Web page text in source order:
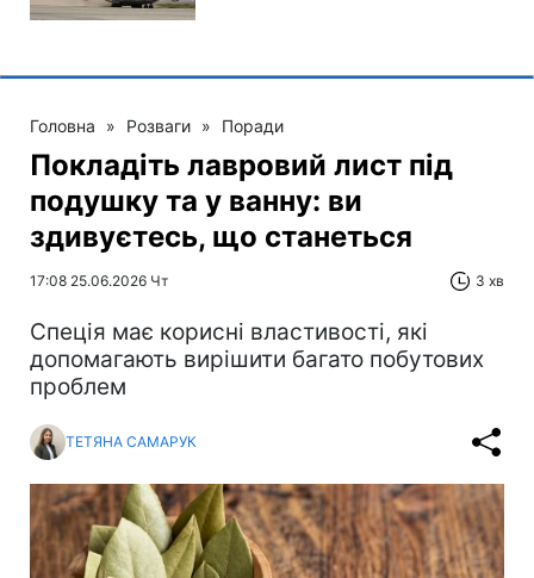
Головна » Розваги » Поради
Покладіть лавровий лист під
подушку та у ванну: ви
здивуєтесь, що станеться
17:08 25.06.2026 Чт 3 хв
Спеція має корисні властивості, які
допомагають вирішити багато побутових
проблем
ТЕТЯНА САМАРУК